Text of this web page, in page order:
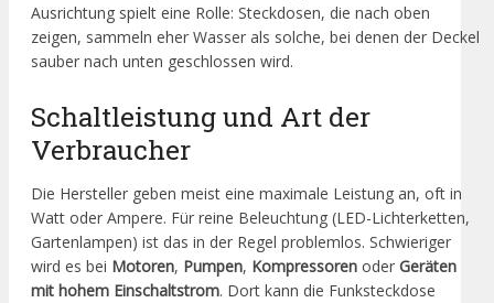
Ausrichtung spielt eine Rolle: Steckdosen, die nach oben
zeigen, sammeln eher Wasser als solche, bei denen der Deckel
sauber nach unten geschlossen wird.
Schaltleistung und Art der
Verbraucher
Die Hersteller geben meist eine maximale Leistung an, oft in
Watt oder Ampere. Für reine Beleuchtung (LED-Lichterketten,
Gartenlampen) ist das in der Regel problemlos. Schwieriger
wird es bei Motoren, Pumpen, Kompressoren oder Geräten
mit hohem Einschaltstrom. Dort kann die Funksteckdose